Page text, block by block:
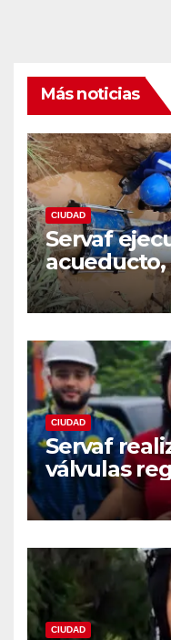
Más noticias
CIUDAD
Servaf
sectores
CIUDAD
Servaf
válvulas
fortalecer
acueducto
CIUDAD